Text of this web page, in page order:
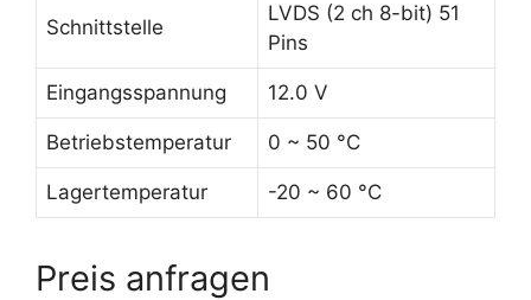
Schnittstelle
LVDS (2 ch 8-bit) 51
Pins
Eingangsspannung 12.0 V
Betriebstemperatur 0 ~ 50 °C
Lagertemperatur -20 ~ 60 °C
Preis anfragen